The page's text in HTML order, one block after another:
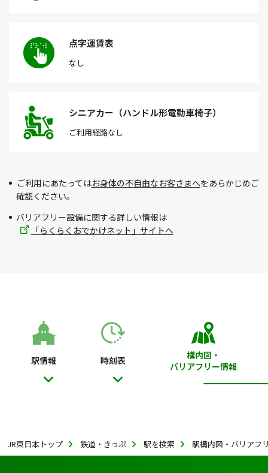
点字運賃表
なし
シニアカー（ハンドル形電動車椅子）
ご利用経路なし
ご利用にあたってはお身体の不自由なお客さまへをあらかじめご
確認ください。
バリアフリー設備に関する詳しい情報は
「らくらくおでかけネット」サイトへ
駅情報 時刻表
構内図・
バリアフリー情報
JR東日本トップ 鉄道・きっぷ 駅を検索 駅構内図・バリアフ